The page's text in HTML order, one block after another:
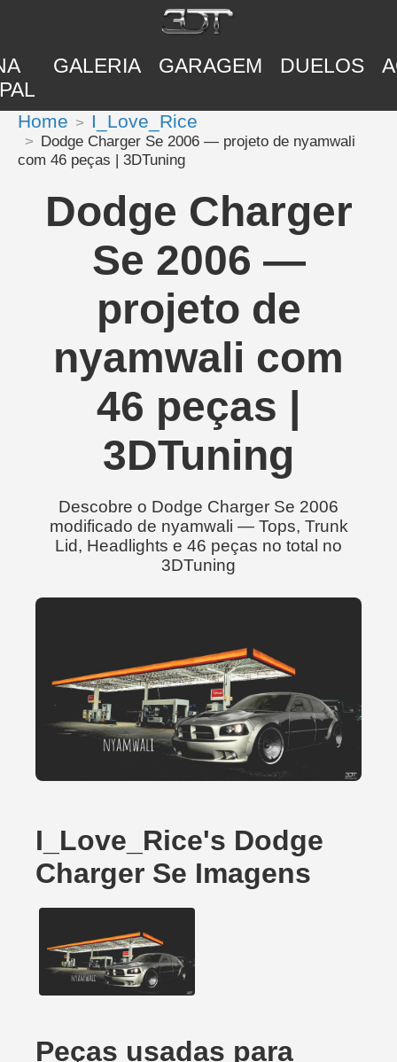
GALERIA GARAGEM DUELOS
Home I_Love_Rice
Dodge Charger Se 2006 — projeto de nyamwali
com 46 peças | 3DTuning
Dodge Charger
Se 2006 —
projeto de
nyamwali com
46 peças |
3DTuning
Descobre o Dodge Charger Se 2006
modificado de nyamwali — Tops, Trunk
Lid, Headlights e 46 peças no total no
3DTuning
I_Love_Rice's Dodge
Charger Se Imagens
Peças usadas para